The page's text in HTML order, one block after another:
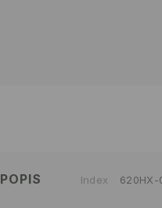
POPIS Index 620HX-